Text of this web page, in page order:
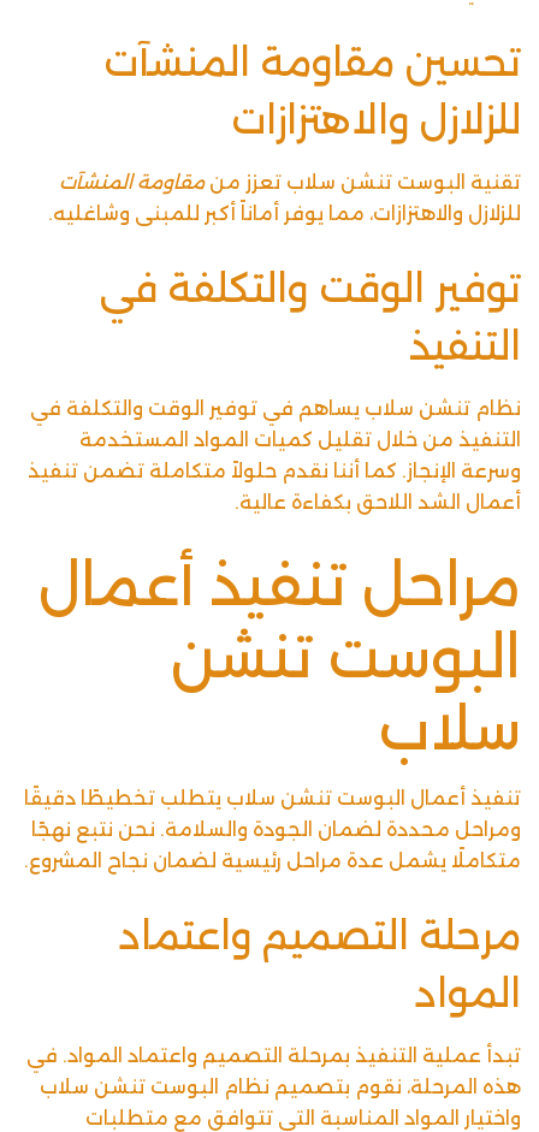
تحسين مقاومة المنشآت
للزلازل والاهتزازات
تقنية البوست تنشن سلاب تعزز منمقاومة المنشآت
للزلازل والاهتزازات، مما يوفر أماناً أكبر للمبنى وشاغليه.
توفير الوقت والتكلفة في
التنفيذ
نظام تنشن سلاب يساهم في توفير الوقت والتكلفة في
التنفيذ من خلال تقليل كميات المواد المستخدمة
وسرعة الإنجاز. كما أننا نقدم حلولاً متكاملة تضمن تنفيذ
أعمال الشد اللاحق بكفاءة عالية.
مراحل تنفيذ أعمال
البوست تنشن
سلاب
تنفيذ أعمال البوست تنشن سلاب يتطلب تخطيطًا دقيقًا
ومراحل محددة لضمان الجودة والسلامة. نحن نتبع نهجًا
متكاملًا يشمل عدة مراحل رئيسية لضمان نجاح المشروع.
مرحلة التصميم واعتماد
المواد
تبدأ عملية التنفيذ بمرحلة التصميم واعتماد المواد. في
هذه المرحلة، نقوم بتصميم نظام البوست تنشن سلاب
واختيار المواد المناسبة التي تتوافق مع متطلبات